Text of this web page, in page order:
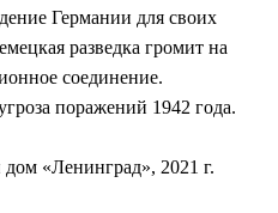
Германии для своих
разведка громит на
соединение.
поражений 1942 года.
«Ленинград», 2021 г.